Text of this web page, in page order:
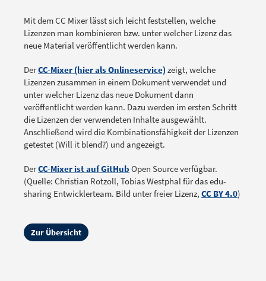
Mit dem CC Mixer lässt sich leicht feststellen, welche
Lizenzen man kombinieren bzw. unter welcher Lizenz das
neue Material veröffentlicht werden kann.
DerCC-Mixer (hier als Onlineservice) zeigt, welche
Lizenzen zusammen in einem Dokument verwendet und
unter welcher Lizenz das neue Dokument dann
veröffentlicht werden kann. Dazu werden im ersten Schritt
die Lizenzen der verwendeten Inhalte ausgewählt.
Anschließend wird die Kombinationsfähigkeit der Lizenzen
getestet (Will it blend?) und angezeigt.
DerCC-Mixer ist auf GitHub Open Source verfügbar.
(Quelle: Christian Rotzoll, Tobias Westphal für das edu-
sharing Entwicklerteam. Bild unter freier Lizenz, CC BY 4.0)
Zur Übersicht